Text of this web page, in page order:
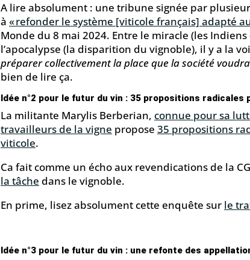
A lire absolument : une tribune signée par
à « refonder le système [viticole français] adapté
Monde du 8 mai 2024. Entre le miracle (les
l’apocalypse (la disparition du vignoble), il y a la
préparer collectivement la place que la société
bien de lire ça.
Idée n°2 pour le futur du vin : 35 propositions radicales
La militante Marylis Berberian, connue pour sa
travailleurs de la vigne propose 35 propositions
viticole.
Ca fait comme un écho aux revendications de la
la tâche dans le vignoble.
En prime, lisez absolument cette enquête sur le
Idée n°3 pour le futur du vin : une refonte des